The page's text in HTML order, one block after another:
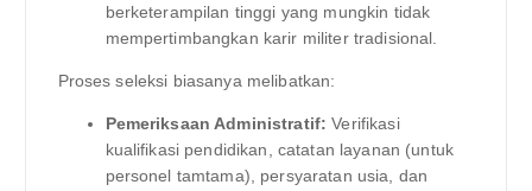
berketerampilan tinggi yang mungkin tidak
mempertimbangkan karir militer tradisional.
Proses seleksi biasanya melibatkan:
Pemeriksaan Administratif: Verifikasi
kualifikasi pendidikan, catatan layanan (untuk
personel tamtama), persyaratan usia, dan